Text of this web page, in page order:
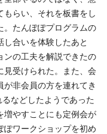
もらい、それを板書をし
。たんぽぽプログラムの
合いを体験したあと
ンの工夫を解説できたの
見受けられた。また、会
が非会員の方を連れてき
などしたようであった
増やすことにも定例会が
ぽワークショップを初め